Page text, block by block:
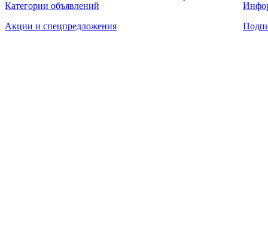
Категории объявлений
Акции и спецпредложения